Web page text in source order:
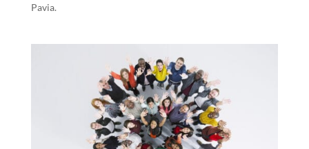
Pavia.